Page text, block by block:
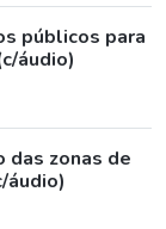
públicos para
áudio)
das zonas de
áudio)